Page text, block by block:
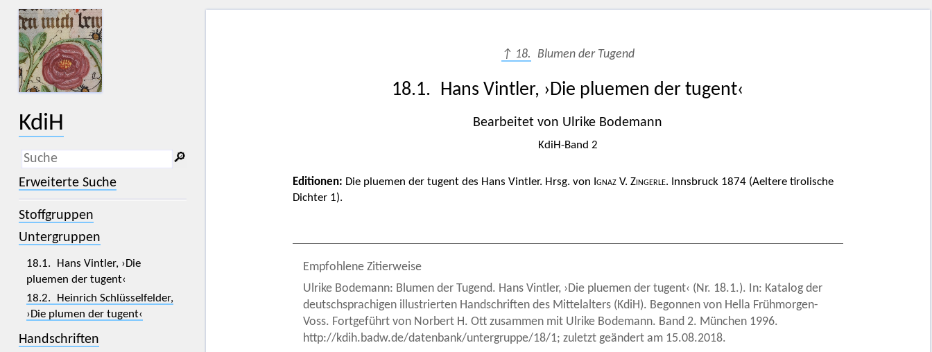
KdiH
_
(der Unterstrich) ist Platzhalter für
genau ein Zeichen.
% (das Prozentzeichen) ist Platzhalter
für kein, ein oder mehr als ein
🔎︎
Erweiterte Suche
Stoffgruppen
Untergruppen
18.1. Hans Vintler, ›Die
pluemen der tugent‹
18.2. Heinrich Schlüsselfelder,
›Die plumen der tugent‹
Handschriften
↑ 18. Blumen der Tugend
18.1. Hans Vintler, ›Die pluemen der tugent‹
Bearbeitet von Ulrike Bodemann
KdiH-Band 2
Editionen: Die pluemen der tugent des Hans Vintler. Hrsg. von IgnazV. Zingerle. Innsbruck 1874 (Aeltere tirolische
Dichter 1).
Empfohlene Zitierweise
Ulrike Bodemann: Blumen der Tugend. Hans Vintler, ›Die pluemen der tugent‹ (Nr. 18.1.). In: Katalog der
deutschsprachigen illustrierten Handschriften des Mittelalters (KdiH). Begonnen von Hella Frühmorgen-
Voss. Fortgeführt von Norbert H. Ott zusammen mit Ulrike Bodemann. Band 2. München 1996.
http://kdih.badw.de/datenbank/untergruppe/18/1; zuletzt geändert am 15.08.2018.